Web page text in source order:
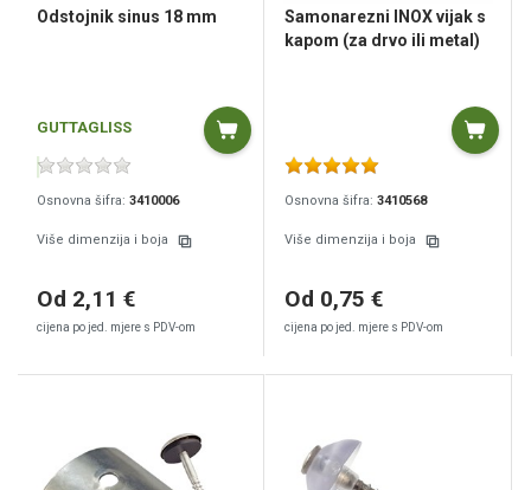
Odstojnik sinus 18 mm
GUTTAGLISS
Osnovna šifra: 3410006
Više dimenzija i boja
Od 2,11 €
cijena po jed. mjere s PDV-om
Samonarezni INOX vijak s
kapom (za drvo ili metal)
Osnovna šifra: 3410568
Više dimenzija i boja
Od 0,75 €
cijena po jed. mjere s PDV-om